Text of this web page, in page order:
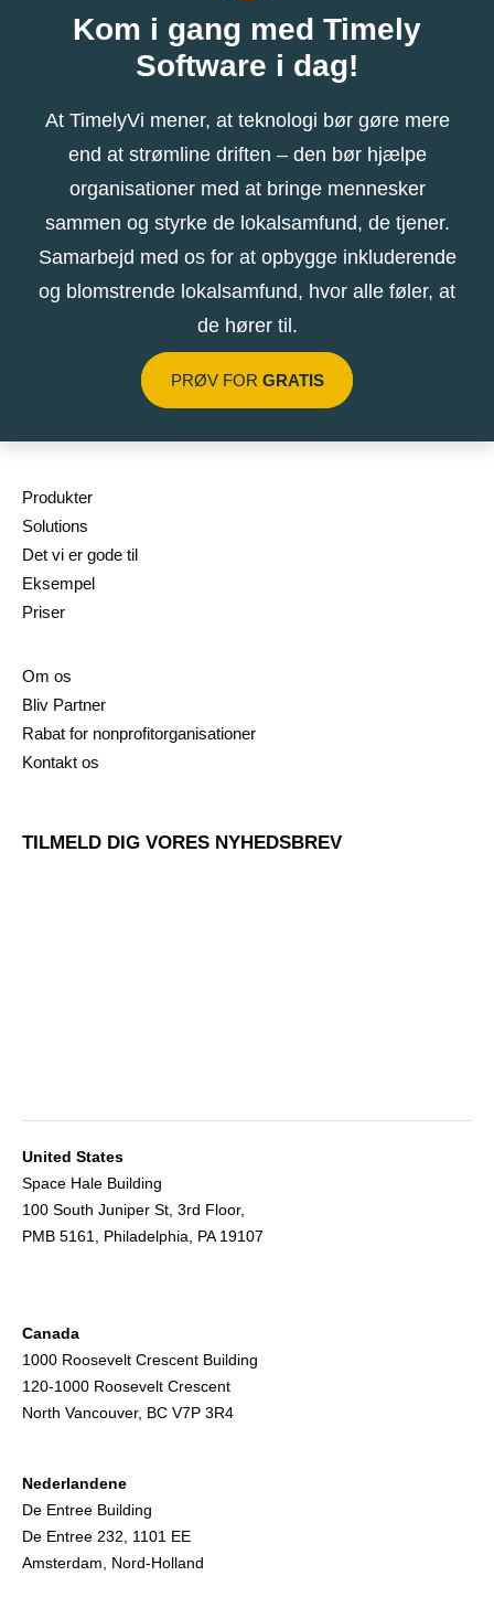
Kom i gang med Timely
Software i dag!
At TimelyVi mener, at teknologi bør gøre mere
end at strømline driften – den bør hjælpe
organisationer med at bringe mennesker
sammen og styrke de lokalsamfund, de tjener.
Samarbejd med os for at opbygge inkluderende
og blomstrende lokalsamfund, hvor alle føler, at
de hører til.
PRØV FOR GRATIS
Produkter
Solutions
Det vi er gode til
Eksempel
Priser
Om os
Bliv Partner
Rabat for nonprofitorganisationer
Kontakt os
TILMELD DIG VORES NYHEDSBREV
United States
Space Hale Building
100 South Juniper St, 3rd Floor,
PMB 5161, Philadelphia, PA 19107
Canada
1000 Roosevelt Crescent Building
120-1000 Roosevelt Crescent
North Vancouver, BC V7P 3R4
Nederlandene
De Entree Building
De Entree 232, 1101 EE
Amsterdam, Nord-Holland